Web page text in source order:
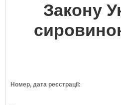
Закону
Номер, дата реєстрації: